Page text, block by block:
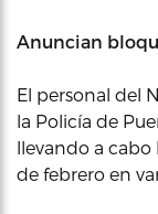
Anuncian
El personal del
la Policía de
llevando a cabo
de febrero en